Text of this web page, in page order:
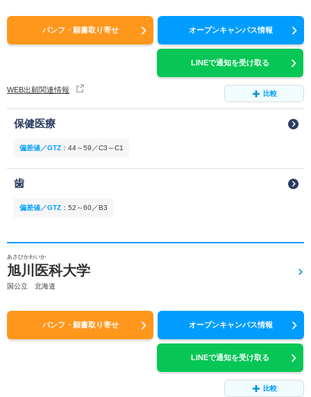
パンフ・願書取り寄せ オープンキャンパス情報
LINEで通知を受け取る
WEB出願関連情報 比較
保健医療
偏差値／GTZ ： 44～59／C3～C1
歯
偏差値／GTZ ： 52～60／B3
あさひかわいか
旭川医科大学
国公立 北海道
パンフ・願書取り寄せ オープンキャンパス情報
LINEで通知を受け取る
比較